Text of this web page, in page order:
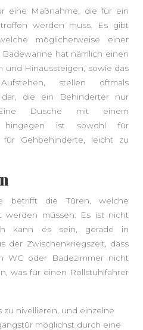
eine Maßnahme, die für ein
werden muss. Es gibt
möglicherweise einer
hat nämlich einen
und Hinaussteigen, sowie das
stellen oftmals
die ein Behinderter nur
Dusche mit einem
hingegen ist sowohl für
für Gehbehinderte, leicht zu
betrifft die Türen, welche
werden müssen: Es ist nicht
kann es sein, gerade in
der Zwischenkriegszeit, dass
WC oder Badezimmer nicht
was für einen Rollstuhlfahrer
zu nivellieren, und einzelne
möglichst durch eine